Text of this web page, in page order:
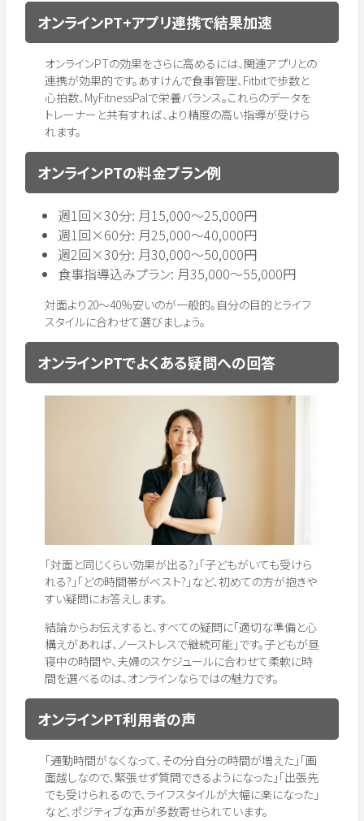
オンラインPT+アプリ連携で結果加速
オンラインPTの効果をさらに高めるには、関連アプリとの
連携が効果的です。あすけんで食事管理、Fitbitで歩数と
心拍数、MyFitnessPalで栄養バランス。これらのデータを
トレーナーと共有すれば、より精度の高い指導が受けら
れます。
オンラインPTの料金プラン例
週1回×30分: 月15,000〜25,000円
週1回×60分: 月25,000〜40,000円
週2回×30分: 月30,000〜50,000円
食事指導込みプラン: 月35,000〜55,000円
対面より20〜40%安いのが一般的。自分の目的とライフ
スタイルに合わせて選びましょう。
オンラインPTでよくある疑問への回答
「対面と同じくらい効果が出る?」「子どもがいても受けら
れる?」「どの時間帯がベスト?」など、初めての方が抱きや
すい疑問にお答えします。
結論からお伝えすると、すべての疑問に「適切な準備と心
構えがあれば、ノーストレスで継続可能」です。子どもが昼
寝中の時間や、夫婦のスケジュールに合わせて柔軟に時
間を選べるのは、オンラインならではの魅力です。
オンラインPT利用者の声
「通勤時間がなくなって、その分自分の時間が増えた」「画
面越しなので、緊張せず質問できるようになった」「出張先
でも受けられるので、ライフスタイルが大幅に楽になった」
など、ポジティブな声が多数寄せられています。